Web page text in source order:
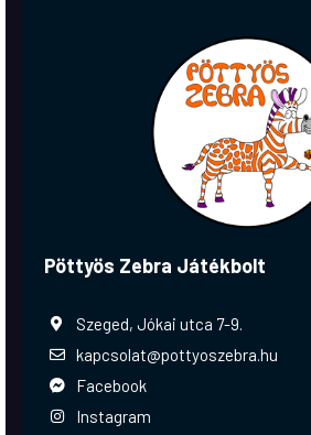
Pöttyös Zebra Játékbolt
Szeged, Jókai utca 7-9.
kapcsolat@pottyoszebra.hu
Facebook
Instagram